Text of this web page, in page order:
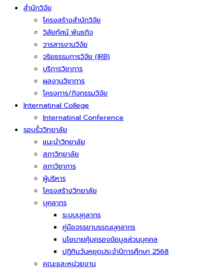
สำนักวิจัย
โครงสร้างสำนักวิจัย
วิสัยทัศน์ พันธกิจ
วารสารงานวิจัย
จริยธรรมการวิจัย (IRB)
บริการวิชาการ
ผลงานวิชาการ
โครงการ/กิจกรรมวิจัย
Internatinal College
Internatinal Conference
รอบรั้ววิทยาลัย
แนะนำวิทยาลัย
สภาวิทยาลัย
สภาวิชาการ
ผู้บริหาร
โครงสร้างวิทยาลัย
บุคลากร
ระบบบุคลากร
คู่มือจรรยาบรรณบุคลากร
นโยบายคุ้มครองข้อมูลส่วนบุคคล
ปฏิทินวันหยุดประจำปีการศึกษา 2568
คณะและหน่วยงาน